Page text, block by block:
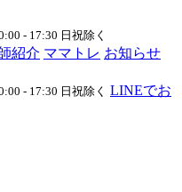
- 17:30 日祝除く
紹介 ママトレ お知らせ
- 17:30 日祝除く LINEでお